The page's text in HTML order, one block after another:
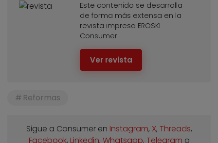
Este contenido se desarrolla
de forma más extensa en la
revista impresa EROSKI
Consumer
Ver revista
Reformas
Sigue a Consumer en Instagram, X, Threads,
Facebook, Linkedin, Whatsapp, Telegram o